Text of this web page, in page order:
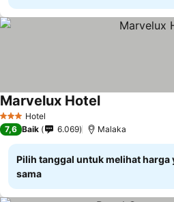
3 BintangHotel
Marvelux Hotel
7,6 Baik 6.069 Malaka
Pilih tanggal untuk melihat harga
sama